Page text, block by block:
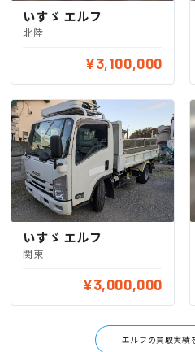
いすゞ エルフ
北陸
¥3,100,000
いすゞ エルフ
関東
¥3,000,000
エルフの買取実績